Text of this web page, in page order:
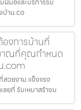
บ้าน.co
งการบ้านที่
าณที่คุณกำหนด
.com
วยงาม แข็งแรง
ยที่ รับเหมาสร้างบ